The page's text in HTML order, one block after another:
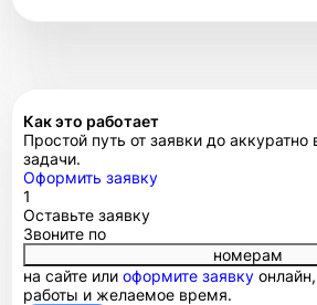
Как это работает
Простой путь от заявки до аккуратно
задачи.
Оформить заявку
1
Оставьте заявку
Звоните по
номерам
на сайте или оформите заявку
работы и желаемое время.